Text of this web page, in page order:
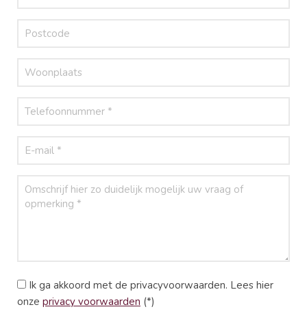
Ik ga akkoord met de privacyvoorwaarden. Lees hier
onze privacy voorwaarden (*)